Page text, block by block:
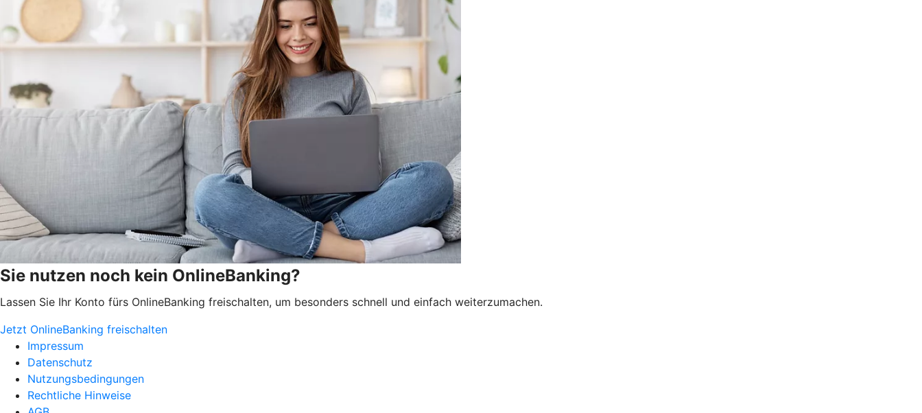
Sie nutzen noch kein OnlineBanking?
Lassen Sie Ihr Konto fürs OnlineBanking freischalten, um besonders schnell und einfach weiterzumachen.
Jetzt OnlineBanking freischalten
Impressum
Datenschutz
Nutzungsbedingungen
Rechtliche Hinweise